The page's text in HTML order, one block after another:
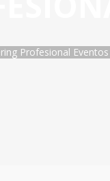
Profesional Eventos